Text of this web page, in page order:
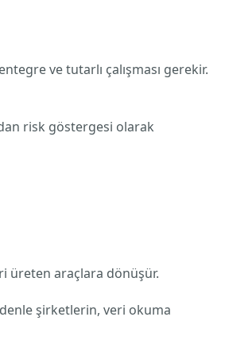
ve tutarlı çalışması gerekir.
risk göstergesi olarak
üreten araçlara dönüşür.
şirketlerin, veri okuma